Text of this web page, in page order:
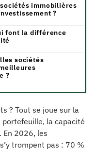
immobilières
?
font la différence
sociétés
?
? Tout se joue sur la
la capacité
En 2026, les
trompent pas : 70 %